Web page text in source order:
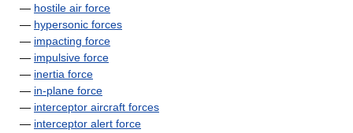
— hostile air force
— hypersonic forces
— impacting force
— impulsive force
— inertia force
— in-plane force
— interceptor aircraft forces
— interceptor alert force